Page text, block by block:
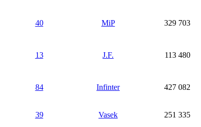
40 MiP 329 703
13 J.F. 113 480
84 Infinter 427 082
39 Vasek 251 335